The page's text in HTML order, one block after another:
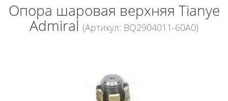
Опора шаровая верхняя Tianye
Admiral (Артикул: BQ2904011-60A0)